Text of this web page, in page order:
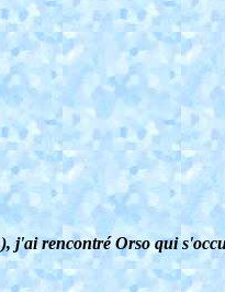
j'ai rencontré Orso qui